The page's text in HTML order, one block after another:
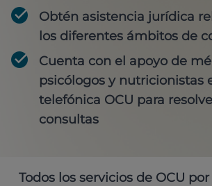
Obtén asistencia jurídica
los diferentes ámbitos de
Cuenta con el apoyo de
psicólogos y nutricionistas
telefónica OCU para
consultas
Todos los servicios de OCU